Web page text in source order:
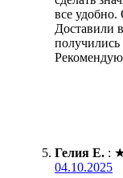
все удобно.
Доставили
получились
Гелия Е. :
04.10.2025